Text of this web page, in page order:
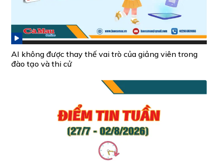
AI không được thay thế vai trò của giảng viên trong
đào tạo và thi cử